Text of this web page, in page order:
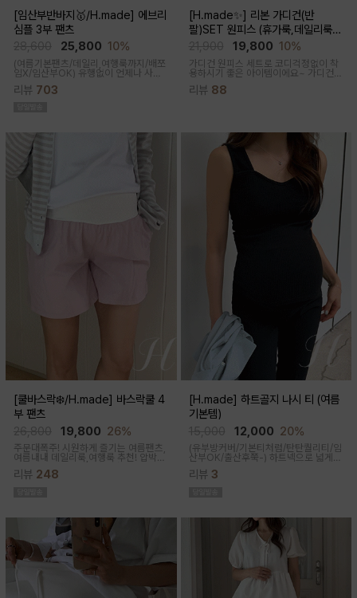
[임산부반바지🥇/H.made] 에브리
심플 3부 팬츠
25,800 10%
(여름기본팬츠/데일리,여행룩까지/배쪼
임X/임산부OK) 유행없이 언제나 사랑
받는 BASIC! 심플하고 베이직한 디자
인이라유행 걱정 없이 매 시즌마다꺼내
리뷰 703
[H.made✨] 리본 가디건(반
팔)SET 원피스 (휴가룩,데일리룩/
체형완벽커버/임산부,출산후 누구나
OK)
19,800 10%
가디건 원피스 세트로 코디걱정없이 착
용하시기 좋은 아이템이에요~ 가디건
꾸안꾸룩으로 활용하기 좋아요
리뷰 88
[쿨바스락❄️/H.made] 바스락쿨 4
부 팬츠
19,800 26%
주문대폭주! 시원하게 즐기는 여름팬츠,
여름내내 데일리룩,여행룩 추천! 압박없
이 편안한 임부복대, 캐쥬얼한 무드의 편
안한 팬츠에요!바스락거리는 매끈한 원
리뷰 248
[H.made] 하트골지 나시 티 (여름
기본템)
12,000 20%
(유부방커버/기본티처럼/탄탄퀄리티/임
산부OK/출산후쭉-) 하트넥으로 넓게
파져 은은한 쇄골 노출이 여성스러운 실
루엣이 되고 넓은 암홀로 끼임이나 답답
리뷰 3